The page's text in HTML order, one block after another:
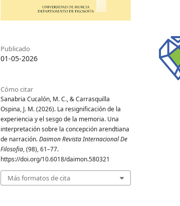
Publicado
01-05-2026
Cómo citar
Sanabria Cucalón, M. C., & Carrasquilla
Ospina, J. M. (2026). La resignificación de la
experiencia y el sesgo de la memoria. Una
interpretación sobre la concepción arendtiana
de narración.Daimon Revista Internacional De
Filosofia, (98), 61–77.
https://doi.org/10.6018/daimon.580321
Más formatos de cita